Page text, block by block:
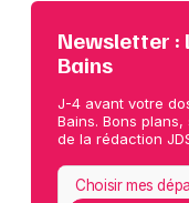
Newsletter :
Bains
J-4 avant votre
Bains. Bons
de la rédaction
Choisir mes